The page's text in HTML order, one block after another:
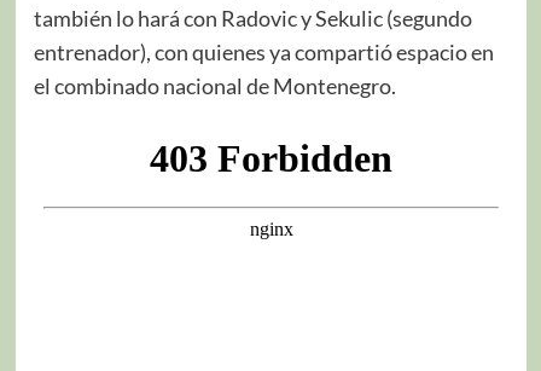
también lo hará con Radovic y Sekulic (segundo
entrenador), con quienes ya compartió espacio en
el combinado nacional de Montenegro.